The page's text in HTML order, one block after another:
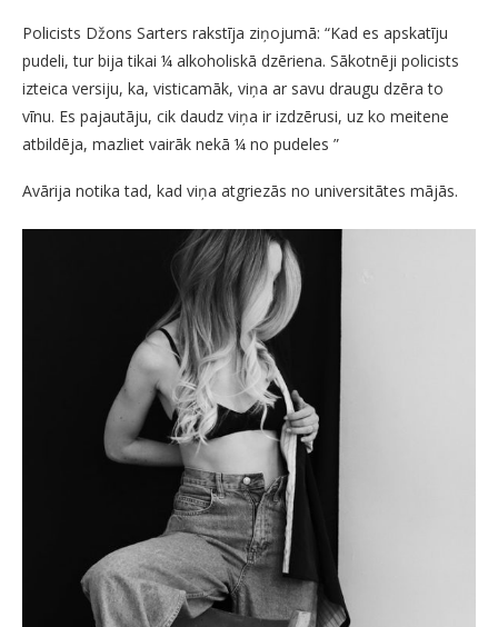
Policists Džons Sarters rakstīja ziņojumā: “Kad es apskatīju
pudeli, tur bija tikai ¼ alkoholiskā dzēriena. Sākotnēji policists
izteica versiju, ka, visticamāk, viņa ar savu draugu dzēra to
vīnu. Es pajautāju, cik daudz viņa ir izdzērusi, uz ko meitene
atbildēja, mazliet vairāk nekā ¼ no pudeles ”
Avārija notika tad, kad viņa atgriezās no universitātes mājās.